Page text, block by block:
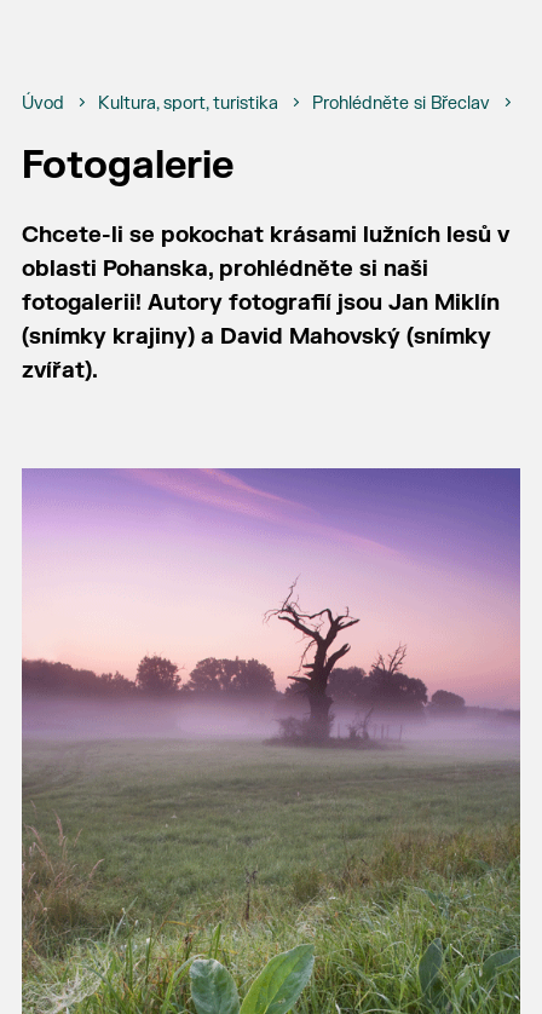
Úvod Kultura, sport, turistika Prohlédněte si Břeclav
Fotogalerie
Chcete-li se pokochat krásami lužních lesů v
oblasti Pohanska, prohlédněte si naši
fotogalerii! Autory fotografií jsou Jan Miklín
(snímky krajiny) a David Mahovský (snímky
zvířat).